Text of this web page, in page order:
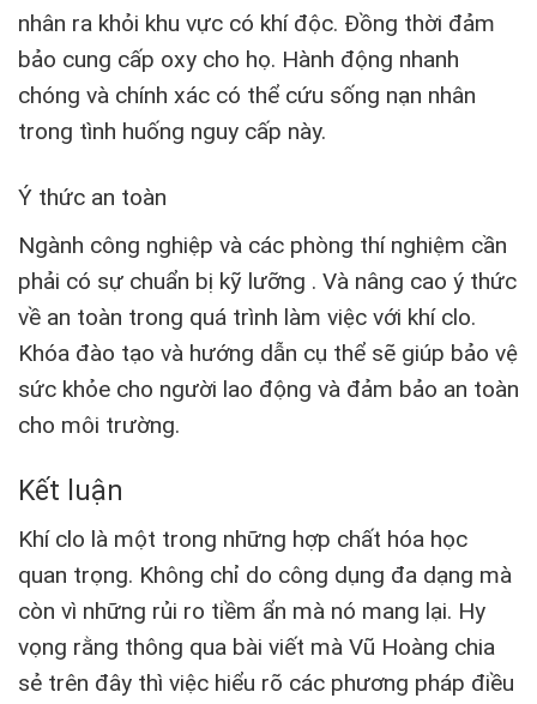
nhân ra khỏi khu vực có khí độc. Đồng thời đảm
bảo cung cấp oxy cho họ. Hành động nhanh
chóng và chính xác có thể cứu sống nạn nhân
trong tình huống nguy cấp này.
Ý thức an toàn
Ngành công nghiệp và các phòng thí nghiệm cần
phải có sự chuẩn bị kỹ lưỡng . Và nâng cao ý thức
về an toàn trong quá trình làm việc với khí clo.
Khóa đào tạo và hướng dẫn cụ thể sẽ giúp bảo vệ
sức khỏe cho người lao động và đảm bảo an toàn
cho môi trường.
Kết luận
Khí clo là một trong những hợp chất hóa học
quan trọng. Không chỉ do công dụng đa dạng mà
còn vì những rủi ro tiềm ẩn mà nó mang lại. Hy
vọng rằng thông qua bài viết mà Vũ Hoàng chia
sẻ trên đây thì việc hiểu rõ các phương pháp điều